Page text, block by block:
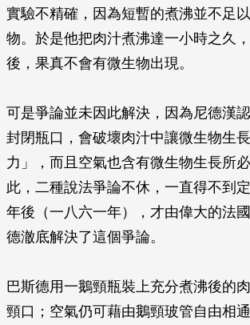
實驗不精確，因為短暫的煮沸並不足
物。於是他把肉汁煮沸達一小時之久
後，果真不會有微生物出現。
可是爭論並未因此解決，因為尼德漢
封閉瓶口，會破壞肉汁中讓微生物生
力」，而且空氣也含有微生物生長所
此，二種說法爭論不休，一直得不到
年後（一八六一年），才由偉大的法
德澈底解決了這個爭論。
巴斯德用一鵝頸瓶裝上充分煮沸後的
頸口；空氣仍可藉由鵝頸玻管自由相